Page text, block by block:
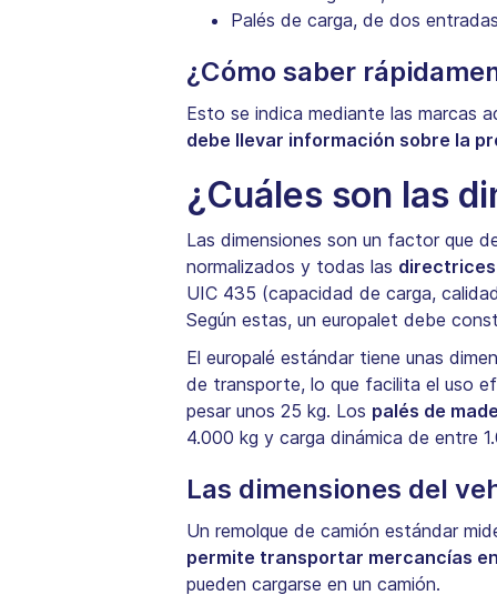
Palés de carga, de dos
¿Cómo saber
Esto se indica mediante las marcas
debe llevar información sobre la
¿Cuáles son las
Las dimensiones son un factor que
normalizados y todas las
UIC 435 (capacidad de carga,
Según estas, un europalet debe
El europalé estándar tiene unas
de transporte, lo que facilita el uso
pesar unos 25 kg. Los palés de
4.000 kg y carga dinámica de entre
Las dimensiones del
Un remolque de camión estándar
permite transportar mercancías
pueden cargarse en un camión.